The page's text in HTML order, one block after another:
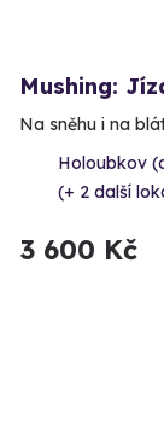
Mushing:
Na sněhu i na
Holoubkov
(+ 2 další
3 600 Kč